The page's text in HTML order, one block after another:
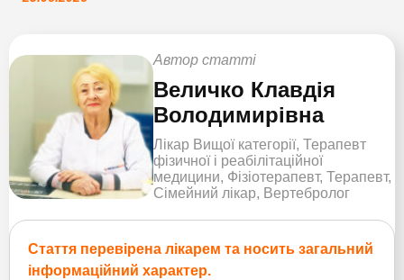
Автор статті
Величко Клавдія
Володимирівна
Лікар Вищої категорії, Терапевт
фізичної і реабілітаційної
медицини, Фізіотерапевт, Терапевт,
Сімейний лікар, Вертебролог
Стаття перевірена лікарем та носить загальний
інформаційний характер.